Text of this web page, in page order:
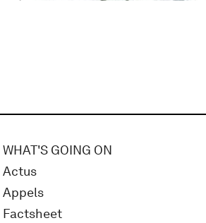
WHAT'S GOING ON
Actus
Appels
Factsheet